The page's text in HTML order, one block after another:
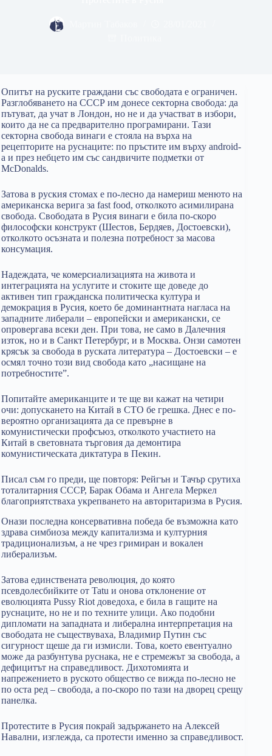
Опитът на руските граждани със свободата е ограничен.
Разглобяването на СССР им донесе секторна свобода: да
пътуват, да учат в Лондон, но не и да участват в избори,
които да не са предварително програмирани. Тази
секторна свобода винаги е стояла на върха на
рецепторите на руснаците: по пръстите им върху android-
a и през небцето им със сандвичите подметки от
McDonalds.
Затова в руския стомах е по-лесно да намериш менюто на
американска верига за fast food, отколкото асимилирана
свобода. Свободата в Русия винаги е била по-скоро
философски конструкт (Шестов, Бердяев, Достоевски),
отколкото осъзната и полезна потребност за масова
консумация.
Надеждата, че комерсиализацията на живота и
интеграцията на услугите и стоките ще доведе до
активен тип гражданска политическа култура и
демокрация в Русия, което бе доминантната нагласа на
западните либерали – европейски и американски, се
опровергава всеки ден. При това, не само в Далечния
изток, но и в Санкт Петербург, и в Москва. Онзи самотен
крясък за свобода в руската литература – Достоевски – е
осмял точно този вид свобода като „насищане на
потребностите”.
Попитайте американците и те ще ви кажат на четири
очи: допускането на Китай в СТО бе грешка. Днес е по-
вероятно организацията да се превърне в
комунистически профсъюз, отколкото участието на
Китай в световната търговия да демонтира
комунистическата диктатура в Пекин.
Писал съм го преди, ще повторя: Рейгън и Тачър срутиха
тоталитарния СССР, Барак Обама и Ангела Меркел
благоприятстваха укрепването на авторитаризма в Русия.
Онази последна консервативна победа бе възможна като
здрава симбиоза между капитализма и културния
традиционализъм, а не чрез гримиран и вокален
либерализъм.
Затова единствената революция, до която
псевдолесбийките от Tatu и онова отклонение от
еволюцията Pussy Riot доведоха, е била в гащите на
руснаците, но не и по техните улици. Ако подобни
дипломати на западната и либерална интерпретация на
свободата не съществуваха, Владимир Путин със
сигурност щеше да ги измисли. Това, което евентуално
може да разбунтува руснака, не е стремежът за свобода, а
дефицитът на справедливост. Дихотомията и
напрежението в руското общество се вижда по-лесно не
по оста ред – свобода, а по-скоро по тази на дворец срещу
панелка.
Протестите в Русия покрай задържането на Алексей
Навални, изглежда, са протести именно за справедливост.